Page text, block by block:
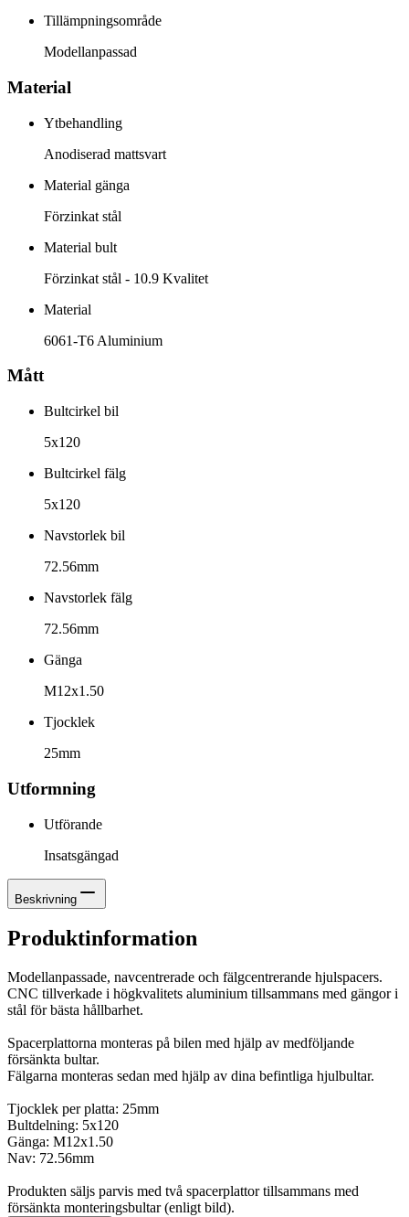
Tillämpningsområde
Modellanpassad
Material
Ytbehandling
Anodiserad mattsvart
Material gänga
Förzinkat stål
Material bult
Förzinkat stål - 10.9 Kvalitet
Material
6061-T6 Aluminium
Mått
Bultcirkel bil
5x120
Bultcirkel fälg
5x120
Navstorlek bil
72.56mm
Navstorlek fälg
72.56mm
Gänga
M12x1.50
Tjocklek
25mm
Utformning
Utförande
Insatsgängad
Beskrivning
Produktinformation
Modellanpassade, navcentrerade och fälgcentrerande hjulspacers.
CNC tillverkade i högkvalitets aluminium tillsammans med gängor i
stål för bästa hållbarhet.
Spacerplattorna monteras på bilen med hjälp av medföljande
försänkta bultar.
Fälgarna monteras sedan med hjälp av dina befintliga hjulbultar.
Tjocklek per platta: 25mm
Bultdelning: 5x120
Gänga: M12x1.50
Nav: 72.56mm
Produkten säljs parvis med två spacerplattor tillsammans med
försänkta monteringsbultar (enligt bild).